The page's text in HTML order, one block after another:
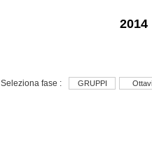
2014
Seleziona fase : GRUPPI Ottavi